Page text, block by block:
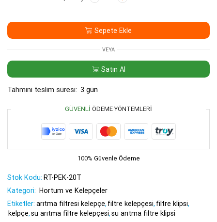
Arıtma
Filtre
Kelepçesi
2"
adet
Sepete Ekle
VEYA
Satın Al
Tahmini teslim süresi: 3 gün
GÜVENLI ÖDEME YÖNTEMLERI
100% Güvenle Ödeme
Stok Kodu: RT-PEK-20T
Kategori:
Hortum ve Kelepçeler
Etiketler: arıtma filtresi kelepçe, filtre kelepçesi, filtre klipsi,
kelpçe,su arıtma filtre kelepçesi,su arıtma filtre klipsi